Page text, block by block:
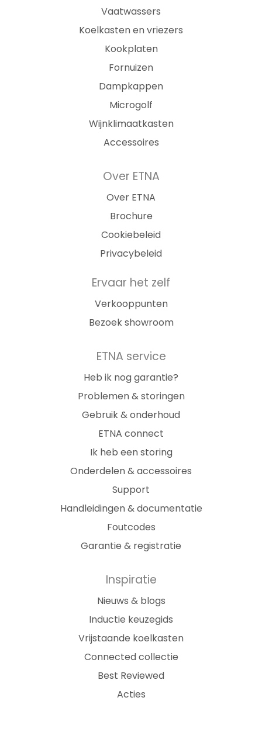
Vaatwassers
Koelkasten en vriezers
Kookplaten
Fornuizen
Dampkappen
Microgolf
Wijnklimaatkasten
Accessoires
Over ETNA
Over ETNA
Brochure
Cookiebeleid
Privacybeleid
Ervaar het zelf
Verkooppunten
Bezoek showroom
ETNA service
Heb ik nog garantie?
Problemen & storingen
Gebruik & onderhoud
ETNA connect
Ik heb een storing
Onderdelen & accessoires
Support
Handleidingen & documentatie
Foutcodes
Garantie & registratie
Inspiratie
Nieuws & blogs
Inductie keuzegids
Vrijstaande koelkasten
Connected collectie
Best Reviewed
Acties